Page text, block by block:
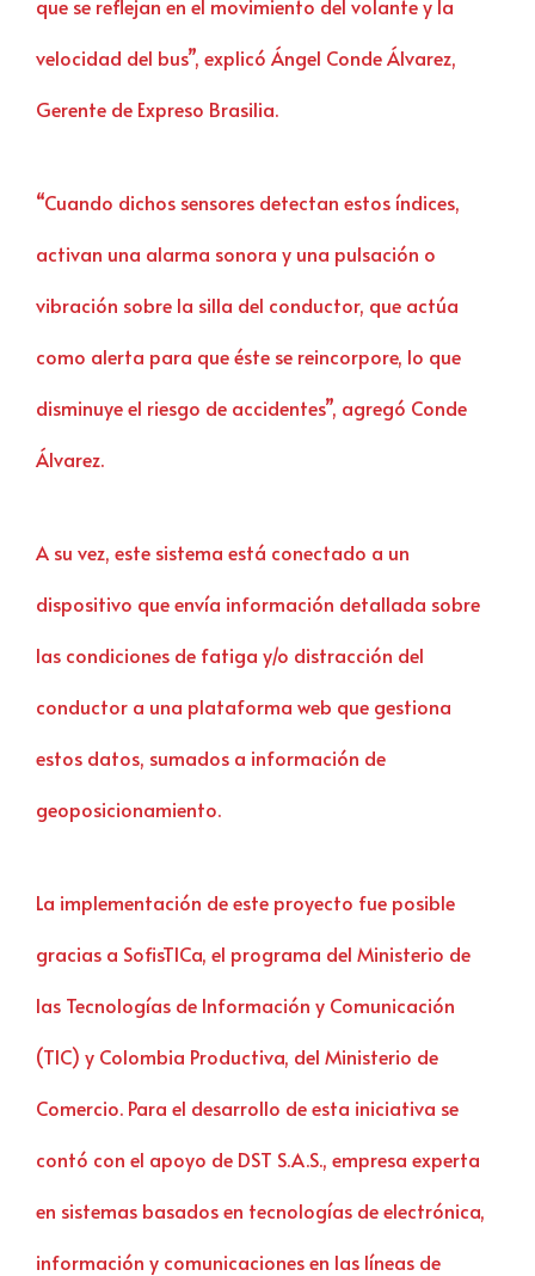
que se reflejan en el movimiento del volante y la
velocidad del bus”, explicó Ángel Conde Álvarez,
Gerente de Expreso Brasilia.
“Cuando dichos sensores detectan estos índices,
activan una alarma sonora y una pulsación o
vibración sobre la silla del conductor, que actúa
como alerta para que éste se reincorpore, lo que
disminuye el riesgo de accidentes”, agregó Conde
Álvarez.
A su vez, este sistema está conectado a un
dispositivo que envía información detallada sobre
las condiciones de fatiga y/o distracción del
conductor a una plataforma web que gestiona
estos datos, sumados a información de
geoposicionamiento.
La implementación de este proyecto fue posible
gracias a SofisTICa, el programa del Ministerio de
las Tecnologías de Información y Comunicación
(TIC) y Colombia Productiva, del Ministerio de
Comercio. Para el desarrollo de esta iniciativa se
contó con el apoyo de DST S.A.S., empresa experta
en sistemas basados en tecnologías de electrónica,
información y comunicaciones en las líneas de